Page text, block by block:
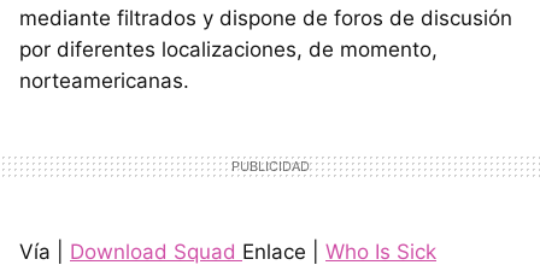
mediante filtrados y dispone de foros de discusión
por diferentes localizaciones, de momento,
norteamericanas.
Vía | Download Squad Enlace | Who Is Sick